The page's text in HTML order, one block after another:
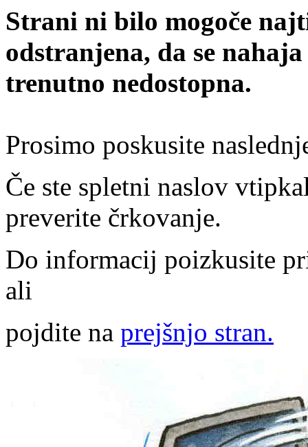
Strani ni bilo mogoče
odstranjena, da se
trenutno nedostopna.
Prosimo poskusite
Če ste spletni naslov
preverite črkovanje.
Do informacij poizkusite
ali
pojdite na prejšnjo stran.